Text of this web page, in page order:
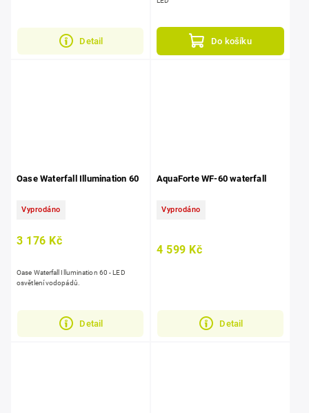
Detail Do košíku
Oase Waterfall Illumination 60
Vyprodáno
3 176 Kč
Detail
Oase Waterfall Illumination 60 - LED
osvětlení vodopádů.
AquaForte WF-60 waterfall
Vyprodáno
4 599 Kč
Detail